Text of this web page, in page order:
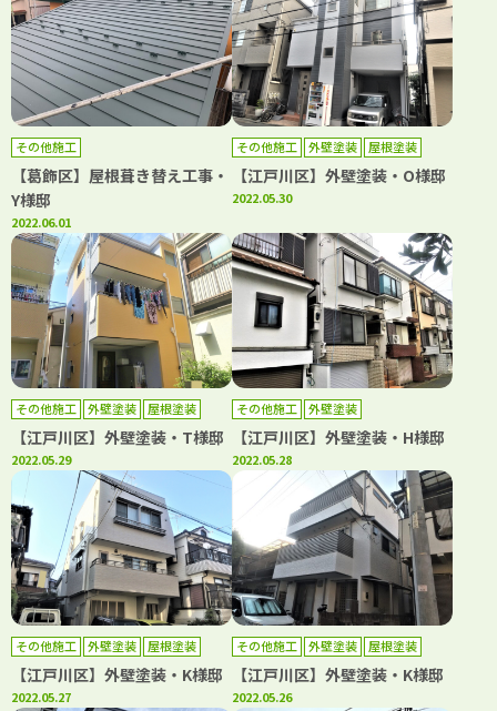
その他施工
【葛飾区】屋根葺き替え工事・
Y様邸
2022.06.01
その他施工 外壁塗装
屋根塗装
防水工事
【江戸川区】外壁塗装・O様邸
2022.05.30
その他施工 外壁塗装
屋根塗装
防水工事
【江戸川区】外壁塗装・T様邸
2022.05.29
その他施工 外壁塗装
【江戸川区】外壁塗装・H様邸
2022.05.28
その他施工 外壁塗装
屋根塗装
防水工事
【江戸川区】外壁塗装・K様邸
2022.05.27
その他施工 外壁塗装 屋根塗装
【江戸川区】外壁塗装・K様邸
2022.05.26